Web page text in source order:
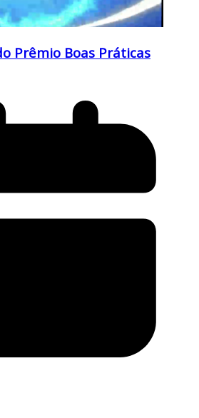
Prêmio Boas Práticas